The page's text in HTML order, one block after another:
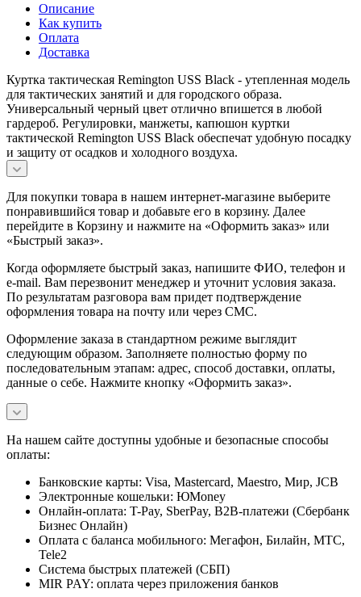
Описание
Как купить
Оплата
Доставка
Куртка тактическая Remington USS Black - утепленная модель
для тактических занятий и для городского образа.
Универсальный черный цвет отлично впишется в любой
гардероб. Регулировки, манжеты, капюшон куртки
тактической Remington USS Black обеспечат удобную посадку
и защиту от осадков и холодного воздуха.
Для покупки товара в нашем интернет-магазине выберите
понравившийся товар и добавьте его в корзину. Далее
перейдите в Корзину и нажмите на «Оформить заказ» или
«Быстрый заказ».
Когда оформляете быстрый заказ, напишите ФИО, телефон и
e-mail. Вам перезвонит менеджер и уточнит условия заказа.
По результатам разговора вам придет подтверждение
оформления товара на почту или через СМС.
Оформление заказа в стандартном режиме выглядит
следующим образом. Заполняете полностью форму по
последовательным этапам: адрес, способ доставки, оплаты,
данные о себе. Нажмите кнопку «Оформить заказ».
На нашем сайте доступны удобные и безопасные способы
оплаты:
Банковские карты: Visa, Mastercard, Maestro, Мир, JCB
Электронные кошельки: ЮMoney
Онлайн-оплата: T-Pay, SberPay, B2B-платежи (Сбербанк
Бизнес Онлайн)
Оплата с баланса мобильного: Мегафон, Билайн, МТС,
Tele2
Система быстрых платежей (СБП)
MIR PAY: оплата через приложения банков